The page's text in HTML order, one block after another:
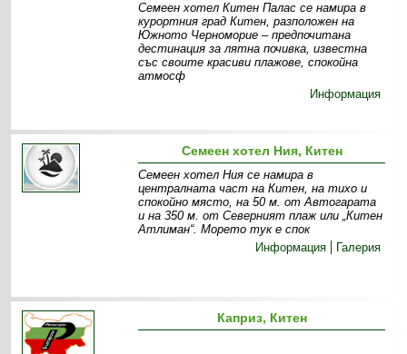
Семеен хотел Китен Палас се намира в
курортния град Китен, разположен на
Южното Черноморие – предпочитана
дестинация за лятна почивка, известна
със своите красиви плажове, спокойна
атмосф
Информация
Семеен хотел Ния, Китен
Семеен хотел Ния се намира в
централната част на Китен, на тихо и
спокойно място, на 50 м. от Автогарата
и на 350 м. от Северният плаж или „Китен
Атлиман“. Морето тук е спок
Информация
Галерия
Каприз, Китен